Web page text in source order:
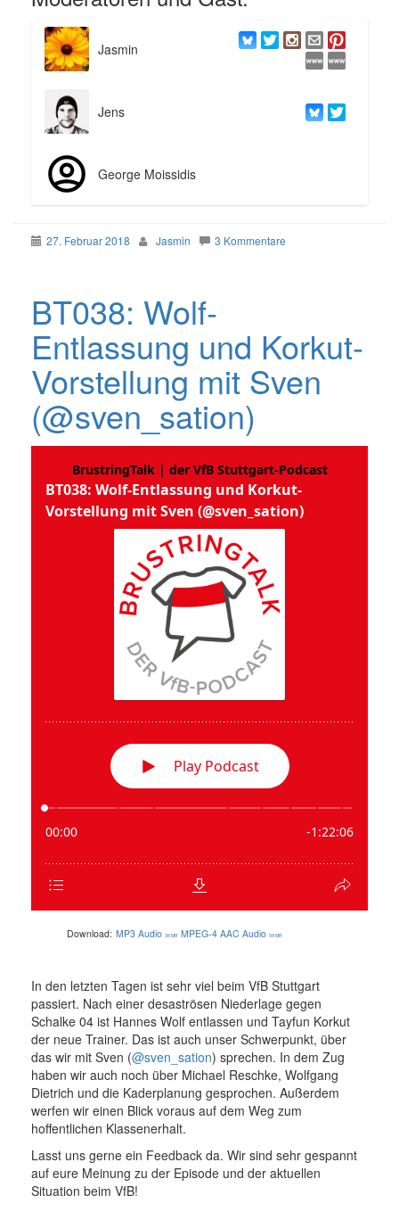
Jasmin
Jens
George Moissidis
27. Februar 2018 Jasmin 3 Kommentare
BT038: Wolf-
Entlassung und Korkut-
Vorstellung mit Sven
(@sven_sation)
Download: MP3 Audio 38 MB MPEG-4 AAC Audio 58 MB
In den letzten Tagen ist sehr viel beim VfB Stuttgart
passiert. Nach einer desaströsen Niederlage gegen
Schalke 04 ist Hannes Wolf entlassen und Tayfun Korkut
der neue Trainer. Das ist auch unser Schwerpunkt, über
das wir mit Sven (@sven_sation) sprechen. In dem Zug
haben wir auch noch über Michael Reschke, Wolfgang
Dietrich und die Kaderplanung gesprochen. Außerdem
werfen wir einen Blick voraus auf dem Weg zum
hoffentlichen Klassenerhalt.
Lasst uns gerne ein Feedback da. Wir sind sehr gespannt
auf eure Meinung zu der Episode und der aktuellen
Situation beim VfB!